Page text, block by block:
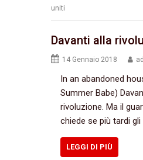
uniti
Davanti alla
14 Gennaio 2018
In an abandoned
Summer Babe)
rivoluzione. Ma il
chiede se più tardi gli
LEGGI DI PIÙ